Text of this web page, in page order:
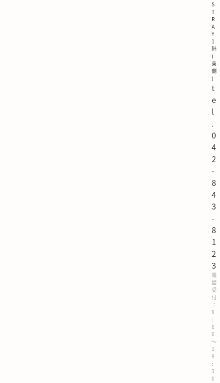
S
T
R
A
Y
1
階
(
東
側
)
t
e
l
.
0
4
2
-
8
4
3
-
8
1
2
3
電
話
受
付
：
9
:
0
0
～
1
9
:
3
0